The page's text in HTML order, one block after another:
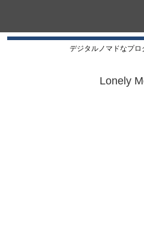
デジタルノマドなプ
Lonely